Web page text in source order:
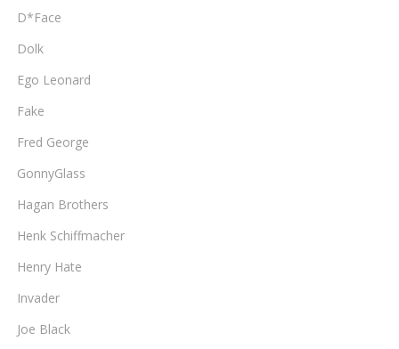
D*Face
Dolk
Ego Leonard
Fake
Fred George
GonnyGlass
Hagan Brothers
Henk Schiffmacher
Henry Hate
Invader
Joe Black